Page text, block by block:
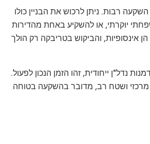
רבות. ניתן לרכוש את הבניין כולו
יוקרתי, או להשקיע באחת מהדירות
אינסופיות, והביקוש בטריבקה רק הולך
נדל"ן ייחודית, זהו הזמן הנכון לפעול.
ושטח רב, מדובר בהשקעה בטוחה